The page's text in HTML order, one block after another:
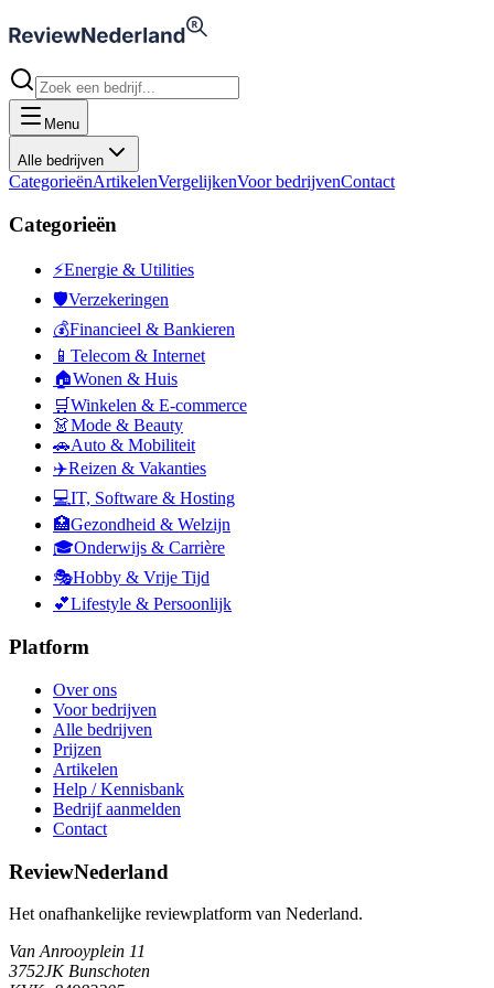
Menu
Alle bedrijven
CategorieënArtikelenVergelijkenVoor bedrijvenContact
Categorieën
⚡Energie & Utilities
🛡️Verzekeringen
💰Financieel & Bankieren
📱 Telecom & Internet
🏠Wonen & Huis
🛒Winkelen & E-commerce
👗Mode & Beauty
🚗Auto & Mobiliteit
✈️Reizen & Vakanties
💻IT, Software & Hosting
🏥Gezondheid & Welzijn
🎓Onderwijs & Carrière
🎭Hobby & Vrije Tijd
💕Lifestyle & Persoonlijk
Platform
Over ons
Voor bedrijven
Alle bedrijven
Prijzen
Artikelen
Help / Kennisbank
Bedrijf aanmelden
Contact
ReviewNederland
Het onafhankelijke reviewplatform van Nederland.
Van Anrooyplein 11
3752JK Bunschoten